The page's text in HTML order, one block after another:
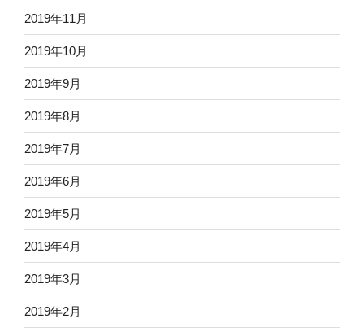
2019年11月
2019年10月
2019年9月
2019年8月
2019年7月
2019年6月
2019年5月
2019年4月
2019年3月
2019年2月